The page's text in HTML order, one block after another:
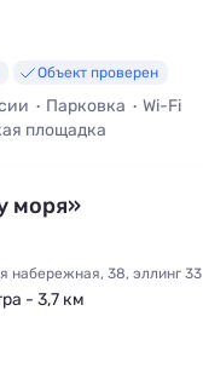
Объект проверен
Парковка
Wi-Fi
площадка
моря»
набережная, 38, эллинг 33
- 3,7 км